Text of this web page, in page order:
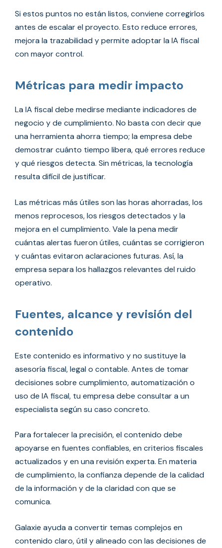
Si estos puntos no están listos, conviene corregirlos
antes de escalar el proyecto. Esto reduce errores,
mejora la trazabilidad y permite adoptar la IA fiscal
con mayor control.
Métricas para medir impacto
La IA fiscal debe medirse mediante indicadores de
negocio y de cumplimiento. No basta con decir que
una herramienta ahorra tiempo; la empresa debe
demostrar cuánto tiempo libera, qué errores reduce
y qué riesgos detecta. Sin métricas, la tecnología
resulta difícil de justificar.
Las métricas más útiles son las horas ahorradas, los
menos reprocesos, los riesgos detectados y la
mejora en el cumplimiento. Vale la pena medir
cuántas alertas fueron útiles, cuántas se corrigieron
y cuántas evitaron aclaraciones futuras. Así, la
empresa separa los hallazgos relevantes del ruido
operativo.
Fuentes, alcance y revisión del
contenido
Este contenido es informativo y no sustituye la
asesoría fiscal, legal o contable. Antes de tomar
decisiones sobre cumplimiento, automatización o
uso de IA fiscal, tu empresa debe consultar a un
especialista según su caso concreto.
Para fortalecer la precisión, el contenido debe
apoyarse en fuentes confiables, en criterios fiscales
actualizados y en una revisión experta. En materia
de cumplimiento, la confianza depende de la calidad
de la información y de la claridad con que se
comunica.
Galaxie ayuda a convertir temas complejos en
contenido claro, útil y alineado con las decisiones de